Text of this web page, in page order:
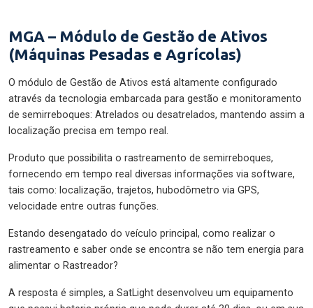
MGA – Módulo de Gestão de Ativos
(Máquinas Pesadas e Agrícolas)
O módulo de Gestão de Ativos está altamente configurado
através da tecnologia embarcada para gestão e monitoramento
de semirreboques: Atrelados ou desatrelados, mantendo assim a
localização precisa em tempo real.
Produto que possibilita o rastreamento de semirreboques,
fornecendo em tempo real diversas informações via software,
tais como: localização, trajetos, hubodômetro via GPS,
velocidade entre outras funções.
Estando desengatado do veículo principal, como realizar o
rastreamento e saber onde se encontra se não tem energia para
alimentar o Rastreador?
A resposta é simples, a SatLight desenvolveu um equipamento